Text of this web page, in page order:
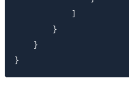
            ]
        }
    }